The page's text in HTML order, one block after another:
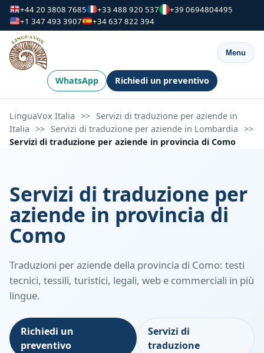
+44 20 3808 7685 +33 488 920 537
+39 0694804495
+1 347 493 3907
+34 637 822 394
Menu
WhatsApp Richiedi un preventivo
LinguaVox Italia >> Servizi di traduzione per aziende in
Italia >> Servizi di traduzione per aziende in Lombardia >>
Servizi di traduzione per aziende in provincia di Como
Servizi di traduzione per
aziende in provincia di
Como
Traduzioni per aziende della provincia di Como: testi
tecnici, tessili, turistici, legali, web e commerciali in più
lingue.
Richiedi un
preventivo
Servizi di
traduzione